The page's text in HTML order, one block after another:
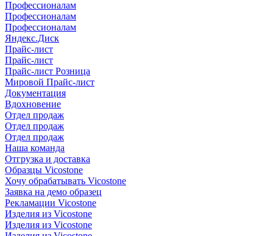
Профессионалам
Профессионалам
Профессионалам
Яндекс.Диск
Прайс-лист
Прайс-лист
Прайс-лист Розница
Мировой Прайс-лист
Документация
Вдохновение
Отдел продаж
Отдел продаж
Отдел продаж
Наша команда
Отгрузка и доставка
Образцы Vicostone
Хочу обрабатывать Vicostone
Заявка на демо образец
Рекламации Vicostone
Изделия из Vicostone
Изделия из Vicostone